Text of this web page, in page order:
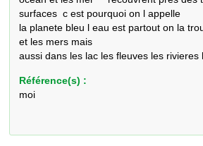
surfaces  c est pourquoi on l appelle
la planete bleu l eau est partout on la
et les mers mais
aussi dans les lac les fleuves les rivieres
Référence(s) :
moi